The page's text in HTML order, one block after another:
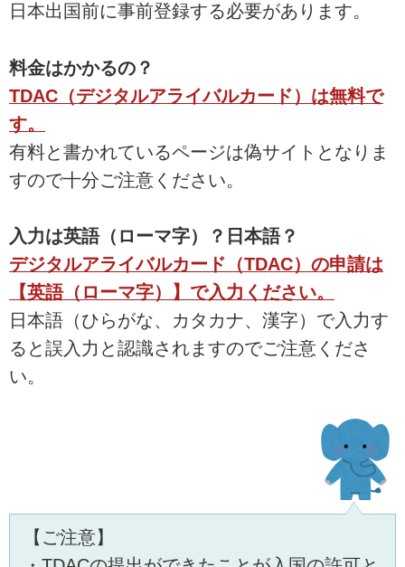
日本出国前に事前登録する必要があります。
料金はかかるの？
TDAC（デジタルアライバルカード）は無料で
す。
有料と書かれているページは偽サイトとなりま
すので十分ご注意ください。
入力は英語（ローマ字）？日本語？
デジタルアライバルカード（TDAC）の申請は
【英語（ローマ字）】で入力ください。
日本語（ひらがな、カタカナ、漢字）で入力す
ると誤入力と認識されますのでご注意くださ
い。
【ご注意】